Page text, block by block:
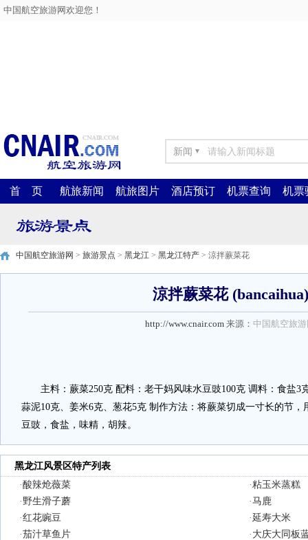
中国航空旅游网欢迎您！
新闻 ▼
首 页 航旅新闻 航旅图片 酒店预订 机票查询 机票
中国航空旅游网 > 旅游景点 > 黑龙江 > 黑龙江特产 > 涼拌蕨菜花
涼拌蕨菜花 (bancaihua)
http://www.cnair.com 来源： 中国航空旅
主料：蕨菜250克 配料：老干妈风味水豆豉100克 调料：食盐3
蒜泥10克、姜米6克、葱花5克 制作方法：将蕨菜切成一寸长的节
豆豉，食盐，味精，胡辣。
黑龙江风景区特产列表
·酸辣炝薇菜 ·粘玉米蒸糕
· 野生滑子蘑 ·马鹿
·红花豌豆 · 延寿大米
·茄汁草鱼片 · 大庆大同板